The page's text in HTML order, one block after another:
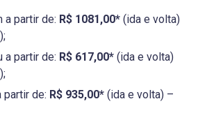
a partir de: R$ 1081,00* (ida e volta)
a partir de: R$ 617,00* (ida e volta)
partir de: R$ 935,00* (ida e volta) –